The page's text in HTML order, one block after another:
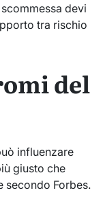
devi
tra rischio
del
influenzare
giusto che
secondo Forbes.